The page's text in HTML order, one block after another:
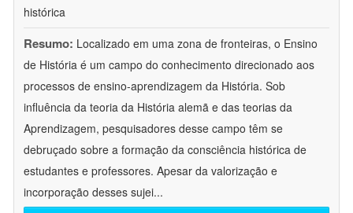
histórica
Resumo: Localizado em uma zona de fronteiras, o Ensino
de História é um campo do conhecimento direcionado aos
processos de ensino-aprendizagem da História. Sob
influência da teoria da História alemã e das teorias da
Aprendizagem, pesquisadores desse campo têm se
debruçado sobre a formação da consciência histórica de
estudantes e professores. Apesar da valorização e
incorporação desses sujei...